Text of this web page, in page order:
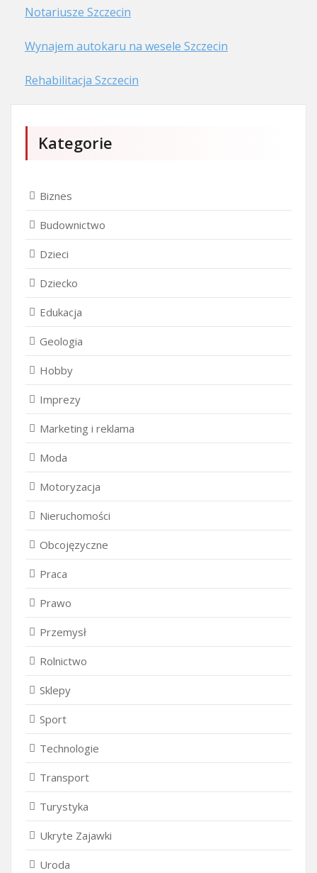
Notariusze Szczecin
Wynajem autokaru na wesele Szczecin
Rehabilitacja Szczecin
Kategorie
Biznes
Budownictwo
Dzieci
Dziecko
Edukacja
Geologia
Hobby
Imprezy
Marketing i reklama
Moda
Motoryzacja
Nieruchomości
Obcojęzyczne
Praca
Prawo
Przemysł
Rolnictwo
Sklepy
Sport
Technologie
Transport
Turystyka
Ukryte Zajawki
Uroda